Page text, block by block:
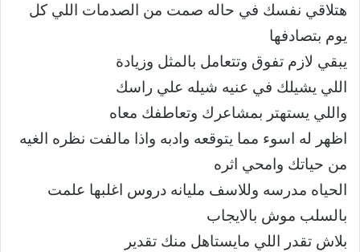
هتلاقي نفسك في حاله صمت من الصدمات اللي كل
يوم بتصادفها
يبقي لازم تفوق وتتعامل بالمثل وزيادة
اللي يشيلك في عنيه شيله علي راسك
واللي يستهتر بمشاعرك وتعاطفك معاه
اظهر له اسوء مما يتوقعه وادبه واذا مالفت نظره الغيه
من حياتك وامحي اثره
الحياه مدرسه وللاسف مليانه دروس اغلبها علمت
بالسلب موش بالايجاب
بلاش تقدر اللي مايستاهل منك تقدير